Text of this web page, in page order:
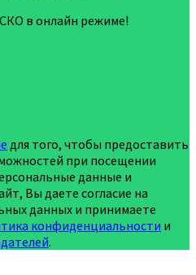
в онлайн режиме!
для того, чтобы предоставить
при посещении
данные и
Вы даете согласие на
данных и принимаете
конфиденциальности и
.